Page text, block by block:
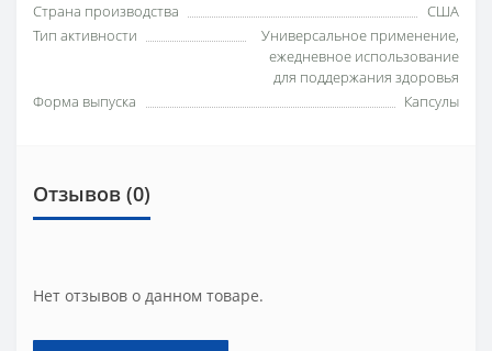
Страна производства
США
Тип активности
Универсальное применение,
ежедневное использование
для поддержания здоровья
Форма выпуска
Капсулы
Отзывов (0)
Нет отзывов о данном товаре.